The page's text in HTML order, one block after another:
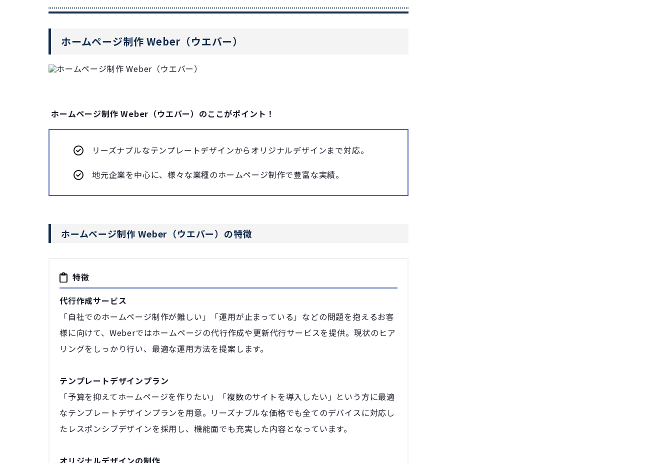
ホームページ制作 Weber（ウエバー）
ホームページ制作 Weber（ウエバー）のここがポイント！
リーズナブルなテンプレートデザインからオリジナルデザインまで対応。
地元企業を中心に、様々な業種のホームページ制作で豊富な実績。
ホームページ制作 Weber（ウエバー）の特徴
特徴
代行作成サービス
「自社でのホームページ制作が難しい」「運用が止まっている」などの問題を抱えるお客
様に向けて、Weberではホームページの代行作成や更新代行サービスを提供。現状のヒア
リングをしっかり行い、最適な運用方法を提案します。
テンプレートデザインプラン
「予算を抑えてホームページを作りたい」「複数のサイトを導入したい」という方に最適
なテンプレートデザインプランを用意。リーズナブルな価格でも全てのデバイスに対応し
たレスポンシブデザインを採用し、機能面でも充実した内容となっています。
オリジナルデザインの制作